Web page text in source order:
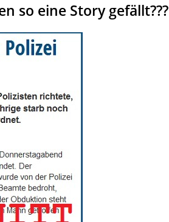
so eine Story gefällt???